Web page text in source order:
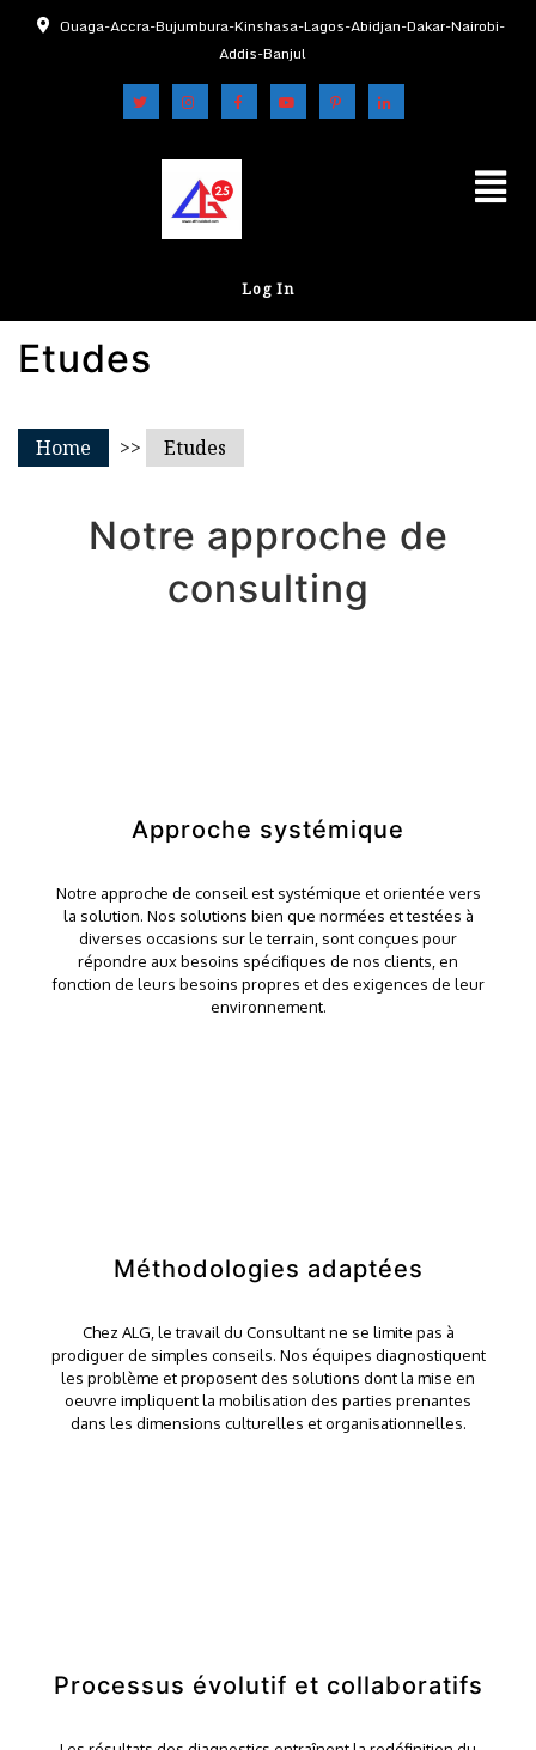
Ouaga-Accra-Bujumbura-Kinshasa-Lagos-Abidjan-Dakar-Nairobi-
Addis-Banjul
Log In
Etudes
Home >> Etudes
Notre approche de
consulting
Approche systémique
Notre approche de conseil est systémique et orientée vers
la solution. Nos solutions bien que normées et testées à
diverses occasions sur le terrain, sont conçues pour
répondre aux besoins spécifiques de nos clients, en
fonction de leurs besoins propres et des exigences de leur
environnement.
Méthodologies adaptées
Chez ALG, le travail du Consultant ne se limite pas à
prodiguer de simples conseils. Nos équipes diagnostiquent
les problème et proposent des solutions dont la mise en
oeuvre impliquent la mobilisation des parties prenantes
dans les dimensions culturelles et organisationnelles.
Processus évolutif et collaboratifs